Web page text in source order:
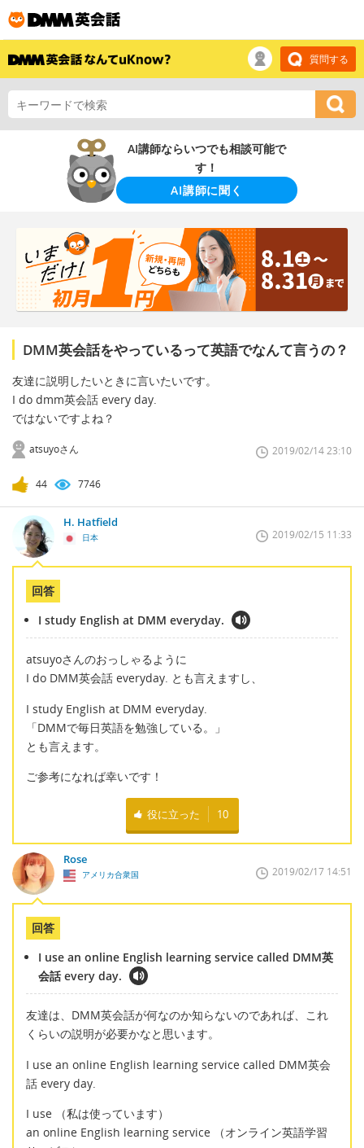
質問する
AI講師ならいつでも相談可能で
す！
AI講師に聞く
DMM英会話をやっているって英語でなんて言うの？
友達に説明したいときに言いたいです。
I do dmm英会話 every day.
ではないですよね？
atsuyoさん 2019/02/14 23:10
44 7746
H. Hatfield
日本 2019/02/15 11:33
回答
I study English at DMM everyday.
atsuyoさんのおっしゃるように
I do DMM英会話 everyday. とも言えますし、
I study English at DMM everyday.
「DMMで毎日英語を勉強している。」
とも言えます。
ご参考になれば幸いです！
役に立った 10
Rose
アメリカ合衆国 2019/02/17 14:51
回答
I use an online English learning service called DMM英
会話 every day.
友達は、DMM英会話が何なのか知らないのであれば、これ
くらいの説明が必要かなと思います。
I use an online English learning service called DMM英会
話 every day.
I use （私は使っています）
an online English learning service （オンライン英語学習